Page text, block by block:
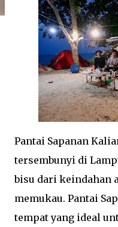
Pantai Sapanan
tersembunyi di
bisu dari keindahan
memukau. Pantai
tempat yang ideal